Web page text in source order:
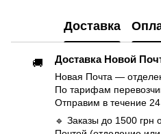
Доставка
🚚 Доставка Новой
Новая Почта —
По тарифам
Отправим в течение
🔹 Заказы до 1500 грн